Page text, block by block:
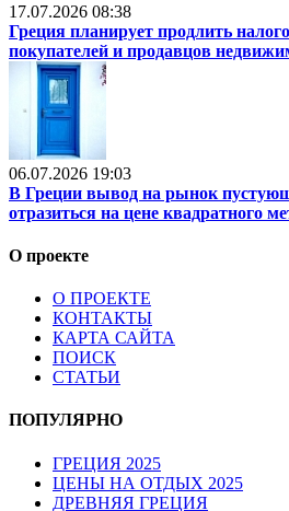
17.07.2026 08:38
Греция планирует продлить
покупателей и продавцов
06.07.2026 19:03
В Греции вывод на рынок
отразиться на цене квадратного
О проекте
О ПРОЕКТЕ
КОНТАКТЫ
КАРТА САЙТА
ПОИСК
СТАТЬИ
ПОПУЛЯРНО
ГРЕЦИЯ 2025
ЦЕНЫ НА ОТДЫХ 2025
ДРЕВНЯЯ ГРЕЦИЯ